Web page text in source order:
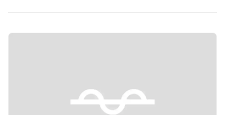
Previous slide